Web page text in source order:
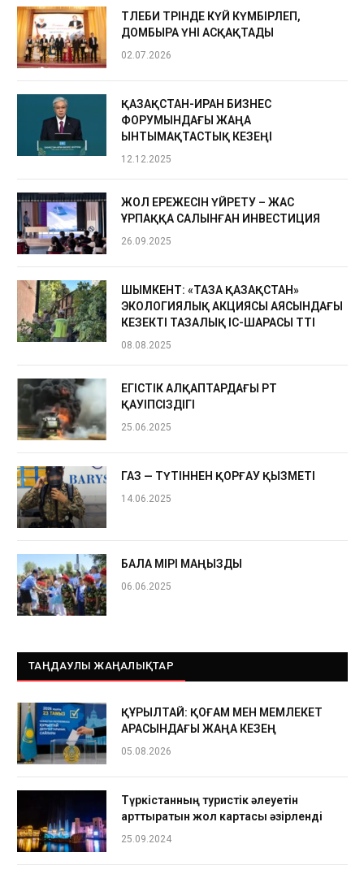
ТӨЛЕБИ ТӨРІНДЕ КҮЙ КҮМБІРЛЕП,
ДОМБЫРА ҮНІ АСҚАҚТАДЫ
02.07.2026
ҚАЗАҚСТАН-ИРАН БИЗНЕС
ФОРУМЫНДАҒЫ ЖАҢА
ЫНТЫМАҚТАСТЫҚ КЕЗЕҢІ
12.12.2025
ЖОЛ ЕРЕЖЕСІН ҮЙРЕТУ – ЖАС
ҰРПАҚҚА САЛЫНҒАН ИНВЕСТИЦИЯ
26.09.2025
ШЫМКЕНТ: «ТАЗА ҚАЗАҚСТАН»
ЭКОЛОГИЯЛЫҚ АКЦИЯСЫ АЯСЫНДАҒЫ
КЕЗЕКТІ ТАЗАЛЫҚ ІС-ШАРАСЫ ӨТТІ
08.08.2025
ЕГІСТІК АЛҚАПТАРДАҒЫ ӨРТ
ҚАУІПСІЗДІГІ
25.06.2025
ГАЗ — ТҮТІННЕН ҚОРҒАУ ҚЫЗМЕТІ
14.06.2025
БАЛА ӨМІРІ МАҢЫЗДЫ
06.06.2025
ТАҢДАУЛЫ ЖАҢАЛЫҚТАР
ҚҰРЫЛТАЙ: ҚОҒАМ МЕН МЕМЛЕКЕТ
АРАСЫНДАҒЫ ЖАҢА КЕЗЕҢ
05.08.2026
Түркістанның туристік әлеуетін
арттыратын жол картасы әзірленді
25.09.2024